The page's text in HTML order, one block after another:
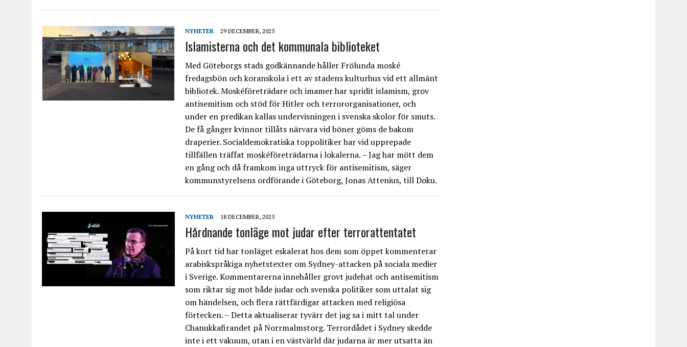
NYHETER 29 DECEMBER, 2025
Islamisterna och det kommunala biblioteket
Med Göteborgs stads godkännande håller Frölunda moské
fredagsbön och koranskola i ett av stadens kulturhus vid ett allmänt
bibliotek. Moskéföreträdare och imamer har spridit islamism, grov
antisemitism och stöd för Hitler och terrororganisationer, och
under en predikan kallas undervisningen i svenska skolor för smuts.
De få gånger kvinnor tillåts närvara vid böner göms de bakom
draperier. Socialdemokratiska toppolitiker har vid upprepade
tillfällen träffat moskéföreträdarna i lokalerna. – Jag har mött dem
en gång och då framkom inga uttryck för antisemitism, säger
kommunstyrelsens ordförande i Göteborg, Jonas Attenius, till Doku.
NYHETER 18 DECEMBER, 2025
Hårdnande tonläge mot judar efter terrorattentatet
På kort tid har tonläget eskalerat hos dem som öppet kommenterar
arabiskspråkiga nyhetstexter om Sydney-attacken på sociala medier
i Sverige. Kommentarerna innehåller grovt judehat och antisemitism
som riktar sig mot både judar och svenska politiker som uttalat sig
om händelsen, och flera rättfärdigar attacken med religiösa
förtecken. – Detta aktualiserar tyvärr det jag sa i mitt tal under
Chanukkafirandet på Norrmalmstorg. Terrordådet i Sydney skedde
inte i ett vakuum, utan i en västvärld där judarna är mer utsatta än